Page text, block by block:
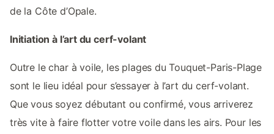
de la Côte d’Opale.
Initiation à l’art du cerf-volant
Outre le char à voile, les plages du Touquet-Paris-Plage
sont le lieu idéal pour s’essayer à l’art du cerf-volant.
Que vous soyez débutant ou confirmé, vous arriverez
très vite à faire flotter votre voile dans les airs. Pour les